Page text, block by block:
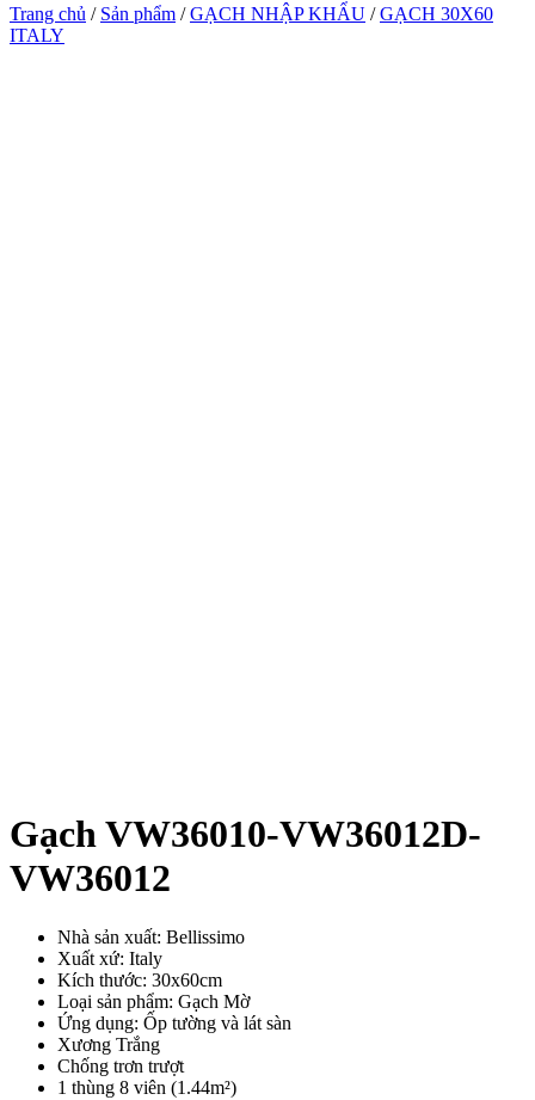
Trang chủ / Sản phẩm / GẠCH NHẬP KHẨU / GẠCH 30X60
ITALY
Gạch VW36010-VW36012D-
VW36012
Nhà sản xuất: Bellissimo
Xuất xứ: Italy
Kích thước: 30x60cm
Loại sản phẩm: Gạch Mờ
Ứng dụng: Ốp tường và lát sàn
Xương Trắng
Chống trơn trượt
1 thùng 8 viên (1.44m²)